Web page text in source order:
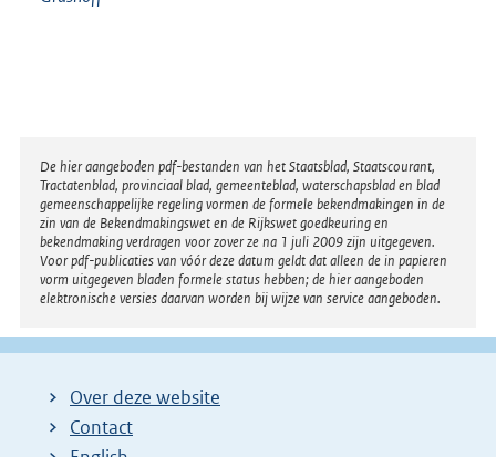
Disclaimer
De hier aangeboden pdf-bestanden van het Staatsblad, Staatscourant,
Tractatenblad, provinciaal blad, gemeenteblad, waterschapsblad en blad
gemeenschappelijke regeling vormen de formele bekendmakingen in de
zin van de Bekendmakingswet en de Rijkswet goedkeuring en
bekendmaking verdragen voor zover ze na 1 juli 2009 zijn uitgegeven.
Voor pdf-publicaties van vóór deze datum geldt dat alleen de in papieren
vorm uitgegeven bladen formele status hebben; de hier aangeboden
elektronische versies daarvan worden bij wijze van service aangeboden.
Over deze website
Contact